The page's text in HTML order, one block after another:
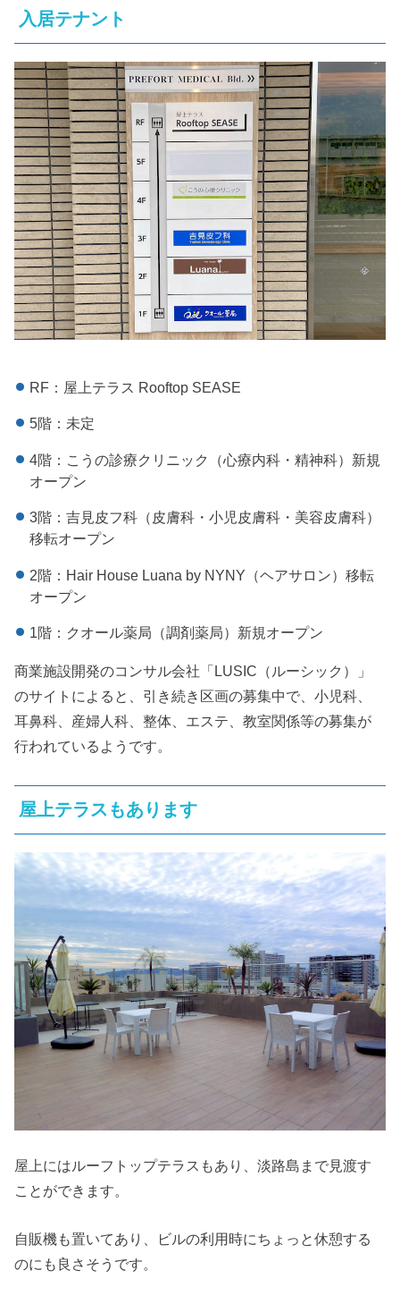
入居テナント
RF：屋上テラス Rooftop SEASE
5階：未定
4階：こうの診療クリニック（心療内科・精神科）新規
オープン
3階：吉見皮フ科（皮膚科・小児皮膚科・美容皮膚科）
移転オープン
2階：Hair House Luana by NYNY（ヘアサロン）移転
オープン
1階：クオール薬局（調剤薬局）新規オープン
商業施設開発のコンサル会社「LUSIC（ルーシック）」
のサイトによると、引き続き区画の募集中で、小児科、
耳鼻科、産婦人科、整体、エステ、教室関係等の募集が
行われているようです。
屋上テラスもあります
屋上にはルーフトップテラスもあり、淡路島まで見渡す
ことができます。
自販機も置いてあり、ビルの利用時にちょっと休憩する
のにも良さそうです。